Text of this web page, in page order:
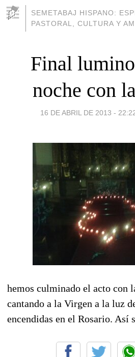
SEMETABAJ HISPANO:
PASTORAL, CULTURA Y
Final
noche con
16 DE ABRIL DE 2013 -
hemos culminado el acto con
cantando a la Virgen a la luz
encendidas en el Rosario. Así